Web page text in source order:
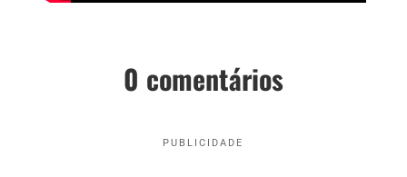
0 comentários
PUBLICIDADE